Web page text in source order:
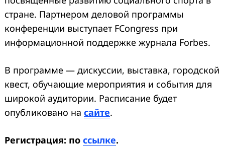
стране. Партнером деловой программы
конференции выступает FCongress при
информационной поддержке журнала Forbes.
В программе — дискуссии, выставка, городской
квест, обучающие мероприятия и события для
широкой аудитории. Расписание будет
опубликовано на сайте.
Регистрация: по ссылке.